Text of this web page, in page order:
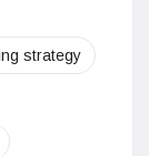
strategy